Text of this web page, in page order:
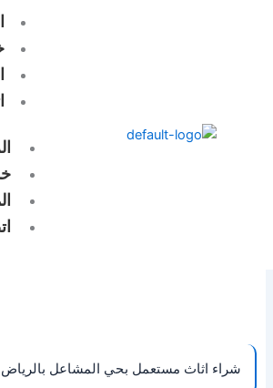
شراء اثاث مستعمل بحي المشاعل بالرياض 0501319962